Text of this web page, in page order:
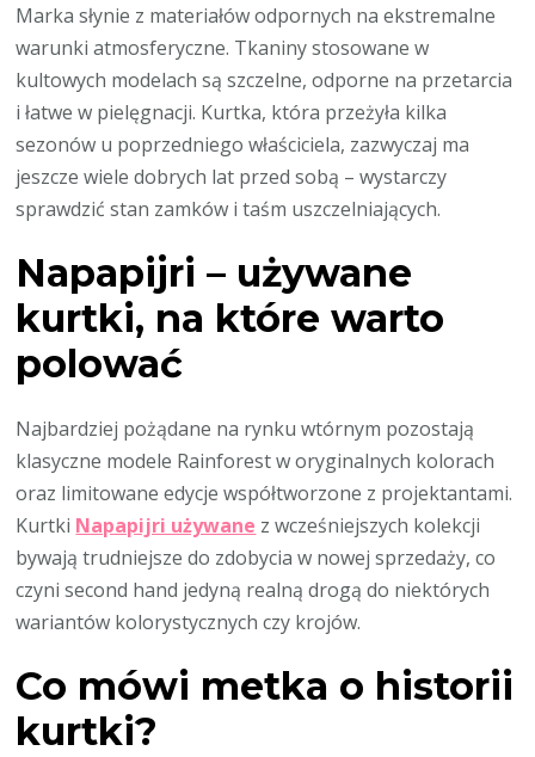
Marka słynie z materiałów odpornych na ekstremalne
warunki atmosferyczne. Tkaniny stosowane w
kultowych modelach są szczelne, odporne na przetarcia
i łatwe w pielęgnacji. Kurtka, która przeżyła kilka
sezonów u poprzedniego właściciela, zazwyczaj ma
jeszcze wiele dobrych lat przed sobą – wystarczy
sprawdzić stan zamków i taśm uszczelniających.
Napapijri – używane
kurtki, na które warto
polować
Najbardziej pożądane na rynku wtórnym pozostają
klasyczne modele Rainforest w oryginalnych kolorach
oraz limitowane edycje współtworzone z projektantami.
Kurtki Napapijri używane z wcześniejszych kolekcji
bywają trudniejsze do zdobycia w nowej sprzedaży, co
czyni second hand jedyną realną drogą do niektórych
wariantów kolorystycznych czy krojów.
Co mówi metka o historii
kurtki?